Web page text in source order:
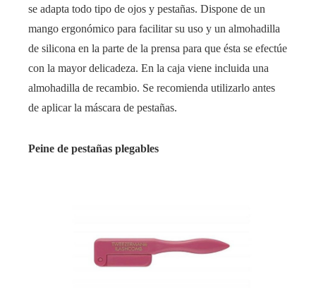
se adapta todo tipo de ojos y pestañas. Dispone de un
mango ergonómico para facilitar su uso y un almohadilla
de silicona en la parte de la prensa para que ésta se efectúe
con la mayor delicadeza. En la caja viene incluida una
almohadilla de recambio. Se recomienda utilizarlo antes
de aplicar la máscara de pestañas.
Peine de pestañas plegables